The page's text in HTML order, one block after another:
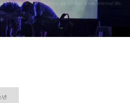
believes in him shall not perish but have eternal life.
년